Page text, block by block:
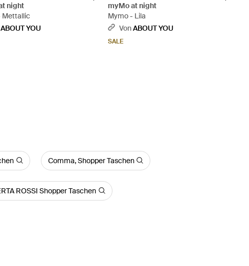
night
Mettallic
ABOUT YOU
myMo at night
Mymo - Lila
VonABOUT YOU
SALE
Comma, Shopper Taschen
ROSSI Shopper Taschen